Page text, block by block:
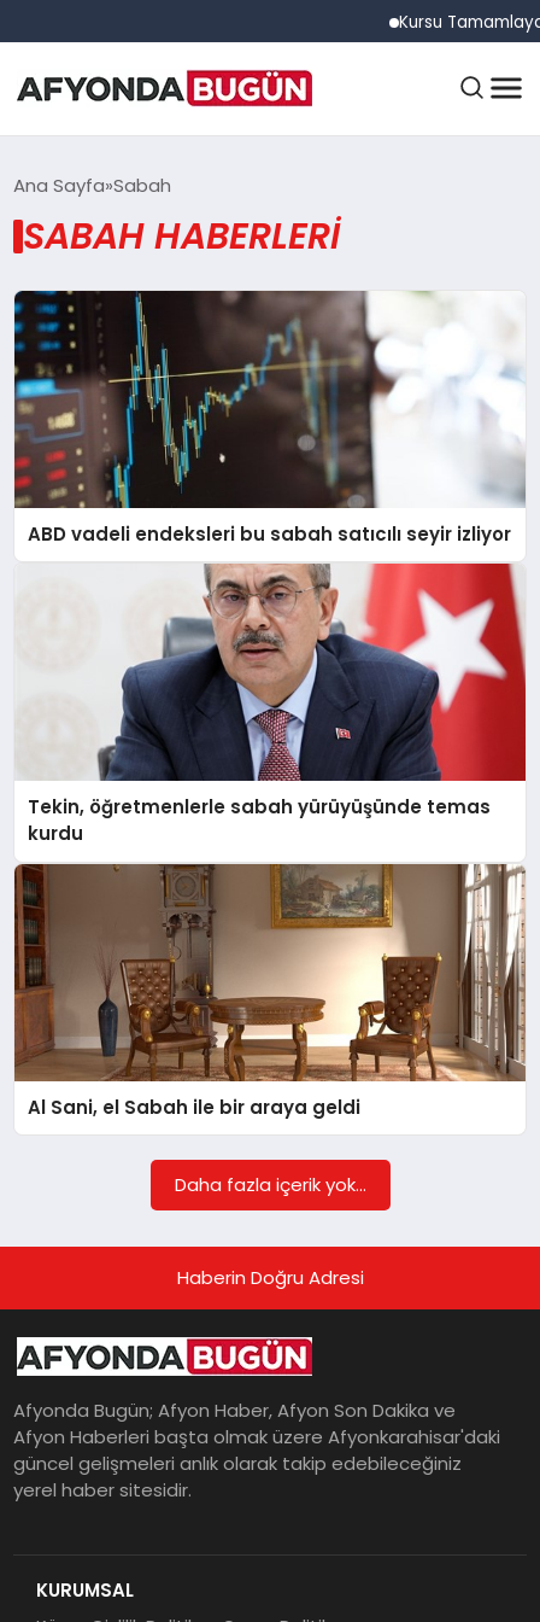
Kursu
ANASAYFA
EĞITIM
DÜNYA
EKONOMI
SIYASET
SPOR
YAŞAM
Ana Sayfa Sabah
SABAH HABERLERI
ABD vadeli endeksleri bu sabah satıcılı seyir izliyor
Tekin, öğretmenlerle sabah yürüyüşünde temas
kurdu
Al Sani, el Sabah ile bir araya geldi
Daha fazla içerik yok...
Haberin Doğru Adresi
Afyonda Bugün; Afyon Haber, Afyon Son Dakika ve
Afyon Haberleri başta olmak üzere Afyonkarahisar'daki
güncel gelişmeleri anlık olarak takip edebileceğiniz
yerel haber sitesidir.
KURUMSAL